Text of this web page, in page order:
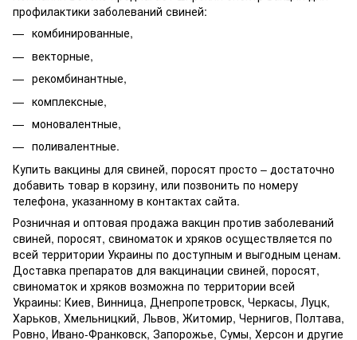
профилактики заболеваний свиней:
комбинированные,
векторные,
рекомбинантные,
комплексные,
моновалентные,
поливалентные.
Купить вакцины для свиней, поросят просто – достаточно
добавить товар в корзину, или позвонить по номеру
телефона, указанному в контактах сайта.
Розничная и оптовая продажа вакцин против заболеваний
свиней, поросят, свиноматок и хряков осуществляется по
всей территории Украины по доступным и выгодным ценам.
Доставка препаратов для вакцинации свиней, поросят,
свиноматок и хряков возможна по территории всей
Украины: Киев, Винница, Днепропетровск, Черкасы, Луцк,
Харьков, Хмельницкий, Львов, Житомир, Чернигов, Полтава,
Ровно, Ивано-Франковск, Запорожье, Сумы, Херсон и другие